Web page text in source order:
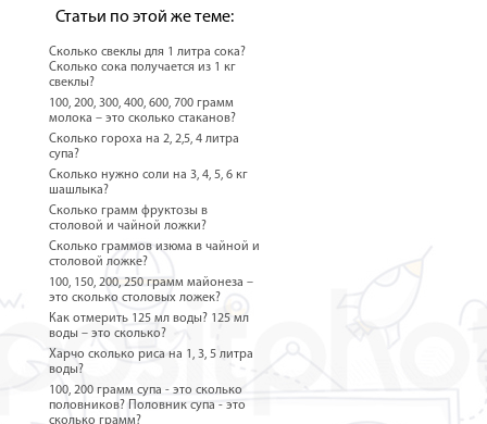
Статьи по этой же теме:
Сколько свеклы для 1 литра сока?
Сколько сока получается из 1 кг
свеклы?
100, 200, 300, 400, 600, 700 грамм
молока – это сколько стаканов?
Сколько гороха на 2, 2,5, 4 литра
супа?
Сколько нужно соли на 3, 4, 5, 6 кг
шашлыка?
Сколько грамм фруктозы в
столовой и чайной ложки?
Сколько граммов изюма в чайной и
столовой ложке?
100, 150, 200, 250 грамм майонеза –
это сколько столовых ложек?
Как отмерить 125 мл воды? 125 мл
воды – это сколько?
Харчо сколько риса на 1, 3, 5 литра
воды?
100, 200 грамм супа - это сколько
половников? Половник супа - это
сколько грамм?